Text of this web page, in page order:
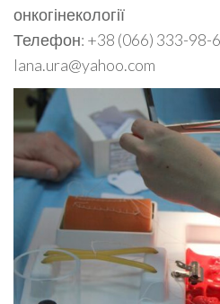
онкогінекології
Телефон: +38 (066) 333-98-
lana.ura@yahoo.com